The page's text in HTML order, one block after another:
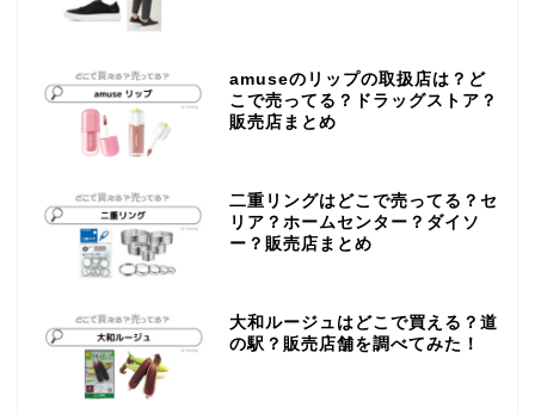
amuseのリップの取扱店は？ど
こで売ってる？ドラッグストア？
販売店まとめ
二重リングはどこで売ってる？セ
リア？ホームセンター？ダイソ
ー？販売店まとめ
大和ルージュはどこで買える？道
の駅？販売店舗を調べてみた！